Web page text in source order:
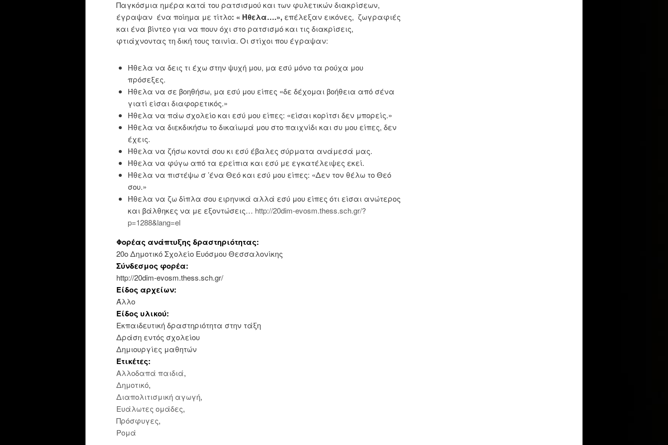
Παγκόσμια ημέρα κατά του ρατσισμού και των φυλετικών διακρίσεων,
έγραψαν ένα ποίημα με τίτλο: « Ήθελα….», επέλεξαν εικόνες, ζωγραφιές
και ένα βίντεο για να πουν όχι στο ρατσισμό και τις διακρίσεις,
φτιάχνοντας τη δική τους ταινία. Οι στίχοι που έγραψαν:
Ήθελα να δεις τι έχω στην ψυχή μου, μα εσύ μόνο τα ρούχα μου
πρόσεξες.
Ήθελα να σε βοηθήσω, μα εσύ μου είπες «δε δέχομαι βοήθεια από σένα
γιατί είσαι διαφορετικός.»
Ήθελα να πάω σχολείο και εσύ μου είπες: «είσαι κορίτσι δεν μπορείς.»
Ήθελα να διεκδικήσω το δικαίωμά μου στο παιχνίδι και συ μου είπες, δεν
έχεις.
Ήθελα να ζήσω κοντά σου κι εσύ έβαλες σύρματα ανάμεσά μας.
Ήθελα να φύγω από τα ερείπια και εσύ με εγκατέλειψες εκεί.
Ήθελα να πιστέψω σ ’ένα Θεό και εσύ μου είπες: «Δεν τον θέλω το Θεό
σου.»
Ήθελα να ζω δίπλα σου ειρηνικά αλλά εσύ μου είπες ότι είσαι ανώτερος
και βάλθηκες να με εξοντώσεις… http://20dim-evosm.thess.sch.gr/?
p=1288&lang=el
Φορέας ανάπτυξης δραστηριότητας:
20ο Δημοτικό Σχολείο Ευόσμου Θεσσαλονίκης
Σύνδεσμος φορέα:
http://20dim-evosm.thess.sch.gr/
Είδος αρχείων:
Άλλο
Είδος υλικού:
Εκπαιδευτική δραστηριότητα στην τάξη
Δράση εντός σχολείου
Δημιουργίες μαθητών
Ετικέτες:
Αλλοδαπά παιδιά,
Δημοτικό,
Διαπολιτισμική αγωγή,
Ευάλωτες ομάδες,
Πρόσφυγες,
Ρομά